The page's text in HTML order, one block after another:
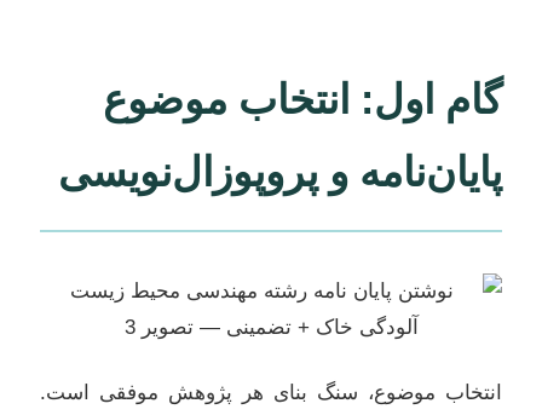
گام اول: انتخاب موضوع
پایان‌نامه و پروپوزال‌نویسی
انتخاب موضوع، سنگ بنای هر پژوهش موفقی است.